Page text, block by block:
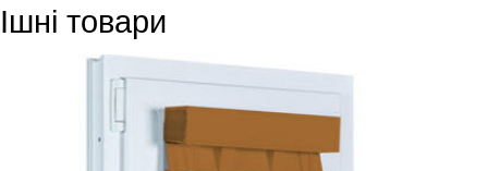
Ішні товари